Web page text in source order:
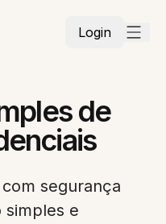
Login
de
segurança
simples e